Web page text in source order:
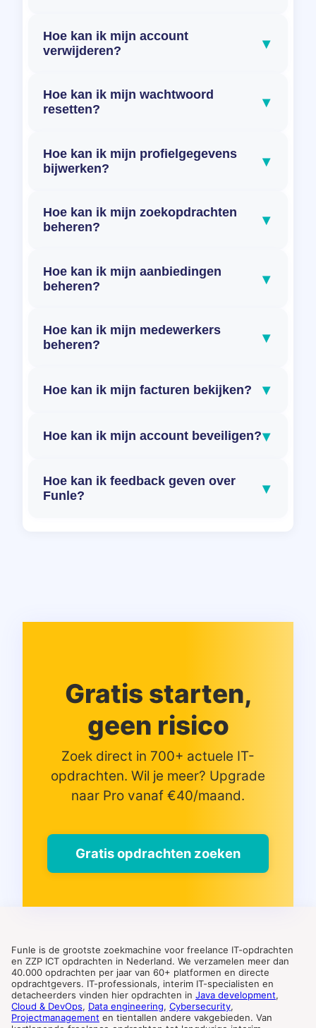
Hoe kan ik mijn account
verwijderen?
▾
Hoe kan ik mijn wachtwoord
resetten?
▾
Hoe kan ik mijn profielgegevens
bijwerken?
▾
Hoe kan ik mijn zoekopdrachten
beheren?
▾
Hoe kan ik mijn aanbiedingen
beheren?
▾
Hoe kan ik mijn medewerkers
beheren?
▾
Hoe kan ik mijn facturen bekijken? ▾
Hoe kan ik mijn account beveiligen?▾
Hoe kan ik feedback geven over
Funle?
▾
Gratis starten,
geen risico
Zoek direct in 700+ actuele IT-
opdrachten. Wil je meer? Upgrade
naar Pro vanaf €40/maand.
Gratis opdrachten zoeken
Funle is de grootste zoekmachine voor freelance IT-opdrachten
en ZZP ICT opdrachten in Nederland. We verzamelen meer dan
40.000 opdrachten per jaar van 60+ platformen en directe
opdrachtgevers. IT-professionals, interim IT-specialisten en
detacheerders vinden hier opdrachten in Java development,
Cloud & DevOps, Data engineering, Cybersecurity,
Projectmanagement en tientallen andere vakgebieden. Van